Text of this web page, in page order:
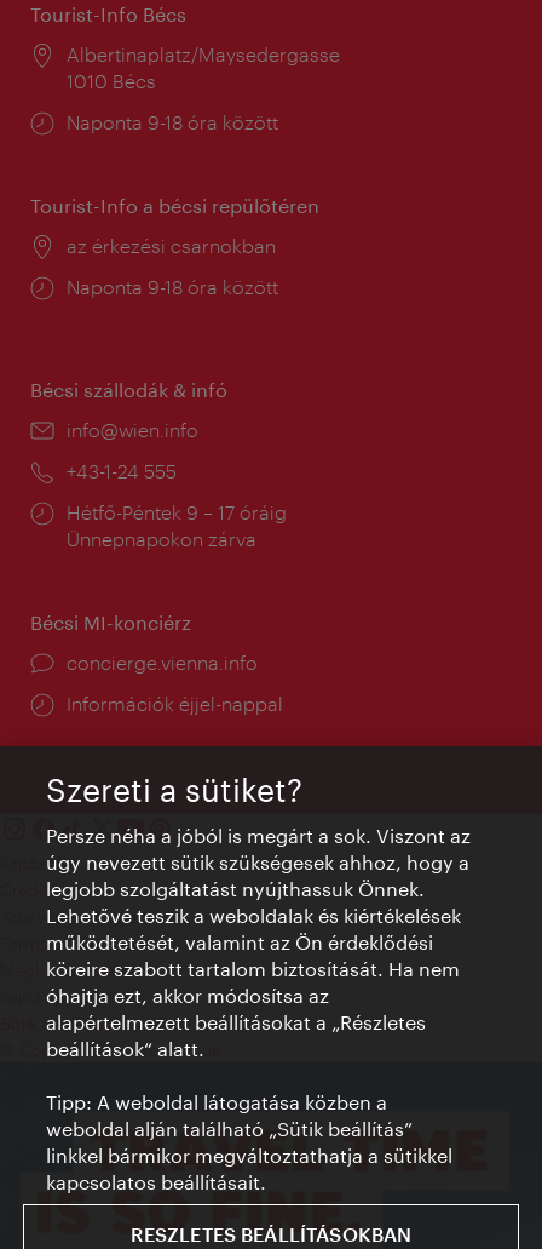
Tourist-Info Bécs
Helyszín:
Albertinaplatz/Maysedergasse
1010 Bécs
Nyitva
Naponta 9-18 óra között
Tourist-Info a bécsi repülőtéren
Helyszín:
az érkezési csarnokban
Nyitva
Naponta 9-18 óra között
Bécsi szállodák & infó
E-
info@wien.info
Telefon:
+43-1-24 555
Nyitva
tartás:
Hétfő-Péntek 9 – 17 óráig
Ünnepnapokon zárva
Bécsi MI-konciérz
concierge.vienna.info
Információk éjjel-nappal
Kapcsolat
Credits
Adatvédelmi nyilatkozat
Terms of Use
Megközelíthetőség
Sajtókapcsolat
Sütik beállítása
© Copyright WienTourismus
Szereti a sütiket?
Persze néha a jóból is megárt a sok. Viszont az
úgy nevezett sütik szükségesek ahhoz, hogy a
legjobb szolgáltatást nyújthassuk Önnek.
Lehetővé teszik a weboldalak és kiértékelések
működtetését, valamint az Ön érdeklődési
köreire szabott tartalom biztosítását. Ha nem
óhajtja ezt, akkor módosítsa az
alapértelmezett beállításokat a „Részletes
beállítások“ alatt.
Tipp: A weboldal látogatása közben a
weboldal alján található „Sütik beállítás”
linkkel bármikor megváltoztathatja a sütikkel
kapcsolatos beállításait.
RESZLETES BEÁLLÍTÁSOKBAN